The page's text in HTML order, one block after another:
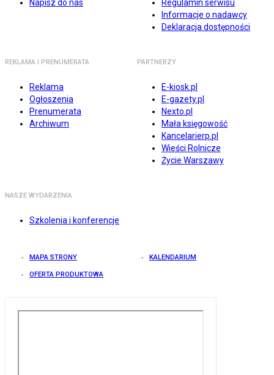
Napisz do nas
Regulamin serwisu
Informacje o nadawcy
Deklaracja dostępności
REKLAMA I PRENUMERATA
Reklama
Ogłoszenia
Prenumerata
Archiwum
PARTNERZY
E-kiosk.pl
E-gazety.pl
Nexto.pl
Mała księgowość
Kancelarierp.pl
Wieści Rolnicze
Życie Warszawy
NASZE WYDARZENIA
Szkolenia i konferencje
MAPA STRONY KALENDARIUM
OFERTA PRODUKTOWA